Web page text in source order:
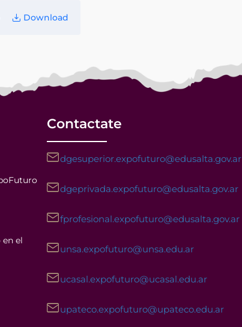
Download
en el
Contactate
dgesuperior.expofuturo@edusalta.gov.ar
dgeprivada.expofuturo@edusalta.gov.ar
fprofesional.expofuturo@edusalta.gov.ar
unsa.expofuturo@unsa.edu.ar
ucasal.expofuturo@ucasal.edu.ar
upateco.expofuturo@upateco.edu.ar